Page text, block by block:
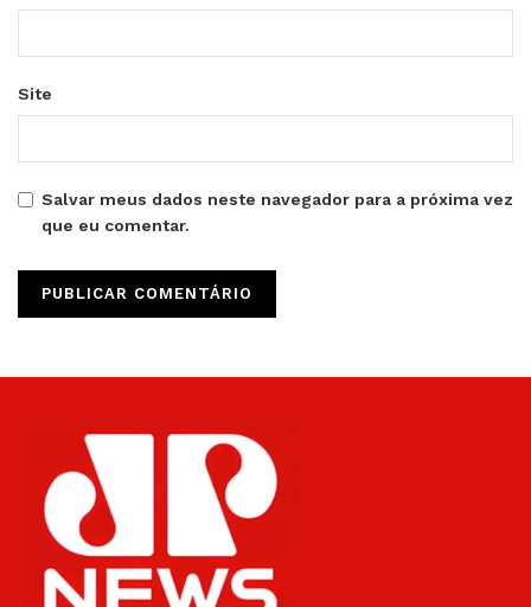
Site
Salvar meus dados neste navegador para a próxima vez
que eu comentar.